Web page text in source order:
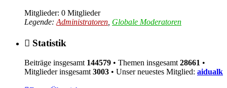
Mitglieder: 0 Mitglieder
Legende: Administratoren Globale Moderatoren
Statistik
Beiträge insgesamt 144579 • Themen insgesamt 28661 •
Mitglieder insgesamt 3003 • Unser neuestes Mitglied: aidualk